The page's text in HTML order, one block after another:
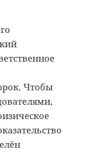
Чтобы